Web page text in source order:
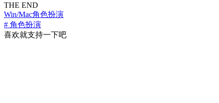
THE END
Win/Mac角色扮演
# 角色扮演
喜欢就支持一下吧